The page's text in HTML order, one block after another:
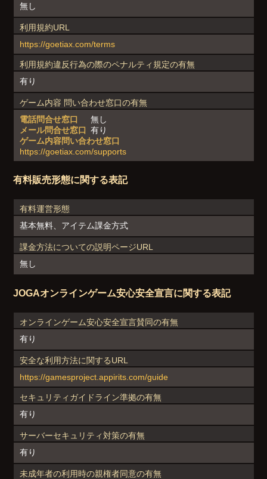
無し
利用規約URL
https://goetiax.com/terms
利用規約違反行為の際のペナルティ規定の有無
有り
ゲーム内容 問い合わせ窓口の有無
電話問合せ窓口
無し
メール問合せ窓口 有り
ゲーム内容問い合わせ窓口
https://goetiax.com/supports
有料販売形態に関する表記
有料運営形態
基本無料、アイテム課金方式
課金方法についての説明ページURL
無し
JOGAオンラインゲーム安心安全宣言に関する表記
オンラインゲーム安心安全宣言賛同の有無
有り
安全な利用方法に関するURL
https://gamesproject.appirits.com/guide
セキュリティガイドライン準拠の有無
有り
サーバーセキュリティ対策の有無
有り
未成年者の利用時の親権者同意の有無